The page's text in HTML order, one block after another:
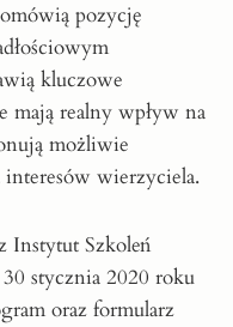
pozycję
kluczowe
realny wpływ na
możliwie
interesów wierzyciela.
Instytut Szkoleń
stycznia 2020 roku
oraz formularz